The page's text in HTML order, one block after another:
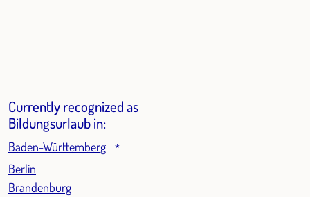
Currently recognized as
Bildungsurlaub in:
Baden-Württemberg *
Berlin
Brandenburg